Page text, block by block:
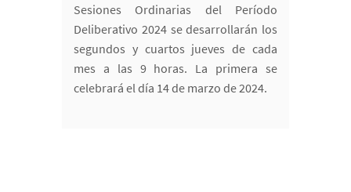
Sesiones Ordinarias del Período
Deliberativo 2024 se desarrollarán los
segundos y cuartos jueves de cada
mes a las 9 horas. La primera se
celebrará el día 14 de marzo de 2024.